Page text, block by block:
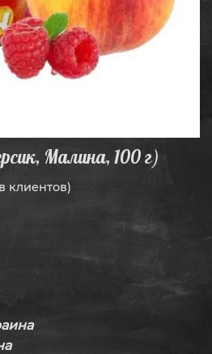
Малина, 100 г)
клиентов)